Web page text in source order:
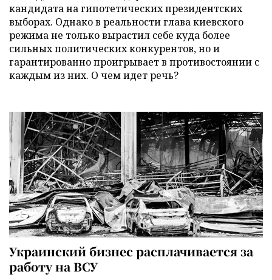
кандидата на гипотетических президентских
выборах. Однако в реальности глава киевского
режима не только вырастил себе куда более
сильных политических конкурентов, но и
гарантированно проигрывает в противостоянии с
каждым из них. О чем идет речь?
Украинский бизнес расплачивается за
работу на ВСУ